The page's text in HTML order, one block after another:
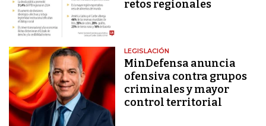
retos regionales
LEGISLACIÓN
MinDefensa anuncia
ofensiva contra grupos
criminales y mayor
control territorial